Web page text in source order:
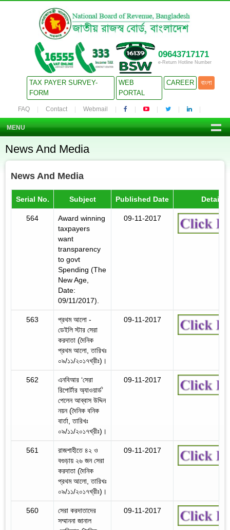
09643717171
e-Return Hotline Number
TAX PAYER SURVEY-
FORM
WEB
PORTAL
CAREER বাংলা
FAQ Contact Webmail
MENU
News And Media
News And Media
Serial No. Subject Published Date Details
564
Award winning
taxpayers
want
transparency
to govt
Spending (The
New Age,
Date:
09/11/2017).
09-11-2017
563
প্রথম আলো -
ডেইলি স্টার সেরা
করদাতা (দৈনিক
প্রথম আলো, তারিখঃ
০৯/১১/২০১৭খ্রীঃ)।
09-11-2017
562
এনবিআর ‘সেরা
রিপোর্টার অ্যাওয়ার্ড’
পেলেন আব্বাস উদ্দিন
নয়ন (দৈনিক বনিক
বার্তা, তারিখঃ
০৯/১১/২০১৭খ্রীঃ)।
09-11-2017
561
রাজশাহীতে ৪২ ও
বগুড়ায় ২৬ জন সেরা
করদাতা (দৈনিক
প্রথম আলো, তারিখঃ
০৯/১১/২০১৭খ্রীঃ)।
09-11-2017
560
সেরা করদাতাদের
সম্মাননা জানাল
09-11-2017